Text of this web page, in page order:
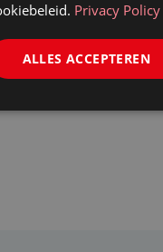
Privacy Policy
ALLES ACCEPTEREN